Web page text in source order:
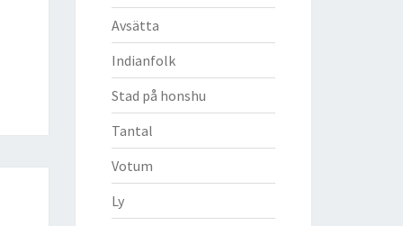
Avsätta
Indianfolk
Stad på honshu
Tantal
Votum
Ly